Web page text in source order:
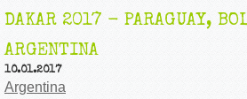
DAKAR 2017 - PARAGUAY,
ARGENTINA
10.01.2017
Argentina